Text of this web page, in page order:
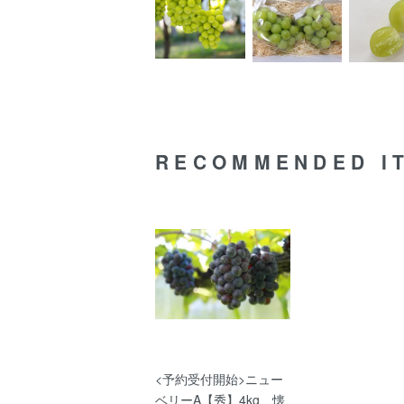
RECOMMENDED
<予約受付開始>ニュー
ベリーA【秀】4kg 懐